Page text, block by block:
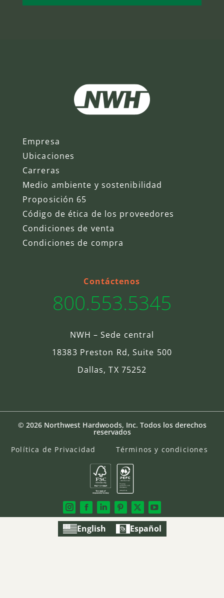
Empresa
Ubicaciones
Carreras
Medio ambiente y sostenibilidad
Proposición 65
Código de ética de los proveedores
Condiciones de venta
Condiciones de compra
Contáctenos
800.553.5345
NWH – Sede central
18383 Preston Rd, Suite 500
Dallas, TX 75252
© 2026 Northwest Hardwoods, Inc. Todos los derechos
reservados
Política de Privacidad
Términos y condiciones
English Español